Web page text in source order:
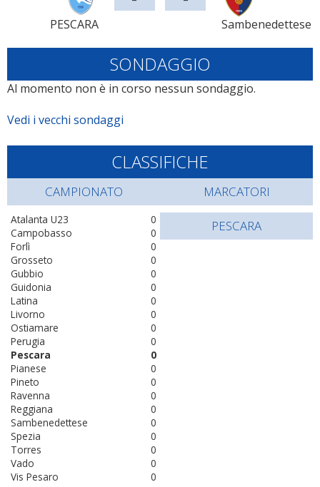
PESCARA Sambenedettese
SONDAGGIO
Al momento non è in corso nessun sondaggio.
Vedi i vecchi sondaggi
CLASSIFICHE
CAMPIONATO
0
Atalanta U23
0
Campobasso
0
Forlì
0
Grosseto
0
Gubbio
0
Guidonia
0
Latina
0
Livorno
0
Ostiamare
0
Perugia
0
Pescara
0
Pianese
0
Pineto
0
Ravenna
0
Reggiana
0
Sambenedettese
0
Spezia
0
Torres
0
Vado
0
Vis Pesaro
MARCATORI
PESCARA